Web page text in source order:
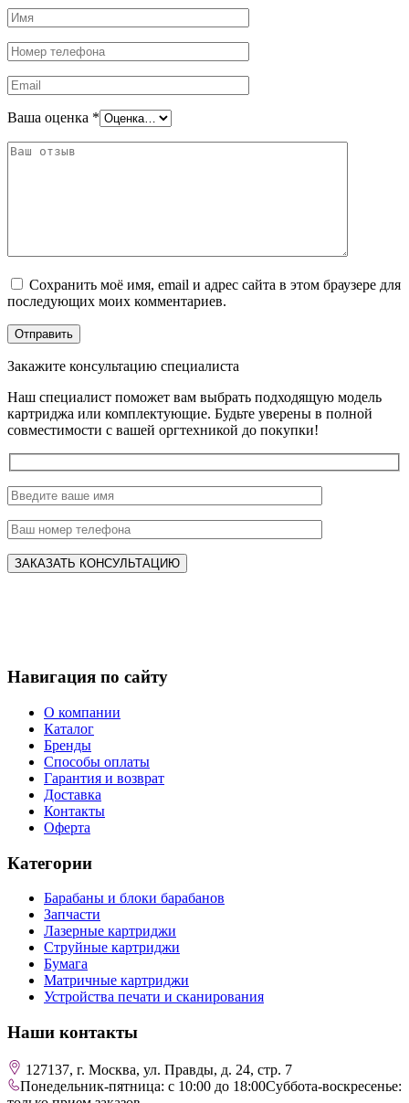
Ваша оценка *
Сохранить моё имя, email и адрес сайта в этом браузере для
последующих моих комментариев.
Закажите консультацию специалиста
Наш специалист поможет вам выбрать подходящую модель
картриджа или комплектующие. Будьте уверены в полной
совместимости с вашей оргтехникой до покупки!
Навигация по сайту
О компании
Каталог
Бренды
Способы оплаты
Гарантия и возврат
Доставка
Контакты
Оферта
Категории
Барабаны и блоки барабанов
Запчасти
Лазерные картриджи
Струйные картриджи
Бумага
Матричные картриджи
Устройства печати и сканирования
Наши контакты
127137, г. Москва, ул. Правды, д. 24, стр. 7
Понедельник-пятница: с 10:00 до 18:00Суббота-воскресенье: